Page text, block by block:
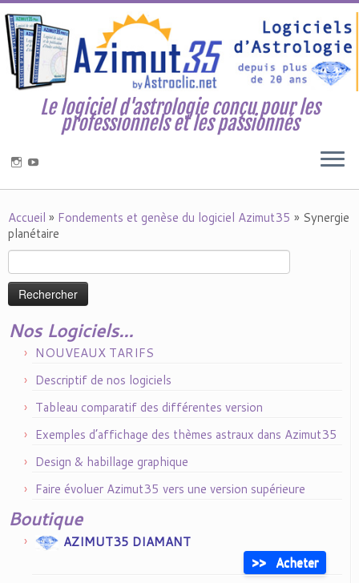
Le logiciel d'astrologie conçu pour les
professionnels et les passionnés
Accueil » Fondements et genèse du logiciel Azimut35 » Synergie
planétaire
Nos Logiciels…
NOUVEAUX TARIFS
Descriptif de nos logiciels
Tableau comparatif des différentes version
Exemples d’affichage des thèmes astraux dans Azimut35
Design & habillage graphique
Faire évoluer Azimut35 vers une version supérieure
Boutique
AZIMUT35 DIAMANT
>>
Acheter